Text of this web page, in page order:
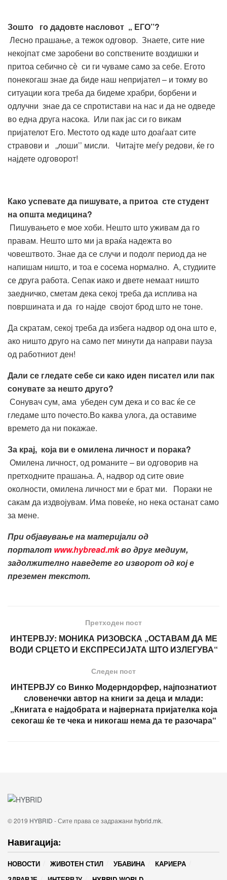
Зошто го дадовте насловот „ ЕГО’’?
Лесно прашање, а тежок одговор. Знаете, сите ние
некојпат сме заробени во сопствените воздишки и
притоа себично сѐ си ги чуваме само за себе. Егото
понекогаш знае да биде наш непријател – и токму во
ситуации кога треба да бидеме храбри, борбени и
одлучни знае да се спротистави на нас и да не одведе
во една друга насока. Или пак јас си го викам
пријателот Его. Местото од каде што доаѓаат сите
стравови и „лоши’’ мисли. Читајте меѓу редови, ќе го
најдете одговорот!
Како успевате да пишувате, а притоа сте студент
на општа медицина?
Пишувањето е мое хоби. Нешто што уживам да го
правам. Нешто што ми ја враќа надежта во
човештвото. Знае да се случи и подолг период да не
напишам ништо, и тоа е сосема нормално. А, студиите
се друга работа. Сепак иако и двете немаат ништо
заедничко, сметам дека секој треба да исплива на
површината и да го најде својот брод што не тоне.
Да скратам, секој треба да избега надвор од она што е,
ако ништо друго на само пет минути да направи пауза
од работниот ден!
Дали се гледате себе си како иден писател или пак
сонувате за нешто друго?
Сонувач сум, ама убеден сум дека и со вас ќе се
гледаме што почесто.Во каква улога, да оставиме
времето да ни покажае.
За крај, која ви е омилена личност и порака?
Омилена личност, од романите – ви одговорив на
претходните прашања. А, надвор од сите овие
околности, омилена личност ми е брат ми. Пораки не
сакам да издвојувам. Има повеќе, но нека останат само
за мене.
При објавување на материјали од
порталот www.hybread.mkво друг медиум,
задолжително наведете го изворот од кој е
преземен текстот.
Претходен пост
ИНТЕРВЈУ: МОНИКА РИЗОВСКА „ОСТАВАМ ДА МЕ
ВОДИ СРЦЕТО И ЕКСПРЕСИЈАТА ШТО ИЗЛЕГУВА“
Следен пост
ИНТЕРВЈУ со Винко Модерндорфер, најпознатиот
словенечки автор на книги за деца и млади:
„Книгата е најдобрата и најверната пријателка која
секогаш ќе те чека и никогаш нема да те разочара“
© 2019 HYBRID - Сите права се задражани hybrid.mk.
Навигација:
НОВОСТИ ЖИВОТЕН СТИЛ УБАВИНА
КАРИЕРА